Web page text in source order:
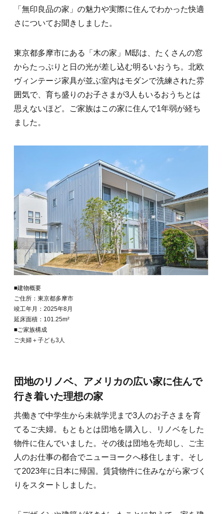
「無印良品の家」の魅力や実際に住んでわかった快適
さについてお聞きしました。
東京都多摩市にある「木の家」M邸は、たくさんの窓
からたっぷりと日の光が差し込む明るいおうち。北欧
ヴィンテージ家具が並ぶ室内はモダンで洗練された雰
囲気で、育ち盛りのお子さまが3人もいるおうちとは
思えないほど。ご家族はこの家に住んで1年弱が経ち
ました。
■建物概要
ご住所：東京都多摩市
竣工年月：2025年8月
延床面積：101.25m²
■ご家族構成
ご夫婦＋子ども3人
団地のリノベ、アメリカの広い家に住んで
行き着いた理想の家
共働きで中学生から未就学児まで3人のお子さまを育
てるご夫婦。もともとは団地を購入し、リノベをした
物件に住んでいました。その後は団地を売却し、ご主
人のお仕事の都合でニューヨークへ移住します。そし
て2023年に日本に帰国。賃貸物件に住みながら家づく
りをスタートしました。